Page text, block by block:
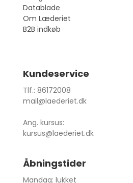
Datablade
Om Læderiet
B2B indkøb
Kundeservice
Tlf.: 86172008
mail@laederiet.dk
Ang. kursus:
kursus@laederiet.dk
Åbningstider
Mandag: lukket